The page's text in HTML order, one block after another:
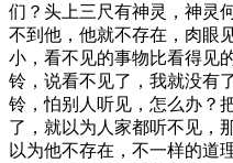
们？头上三尺有神灵，神灵
不到他，他就不存在，肉眼
小，看不见的事物比看得见
铃，说看不见了，我就没有
铃，怕别人听见，怎么办？
了，就以为人家都听不见，
以为他不存在，不一样的道